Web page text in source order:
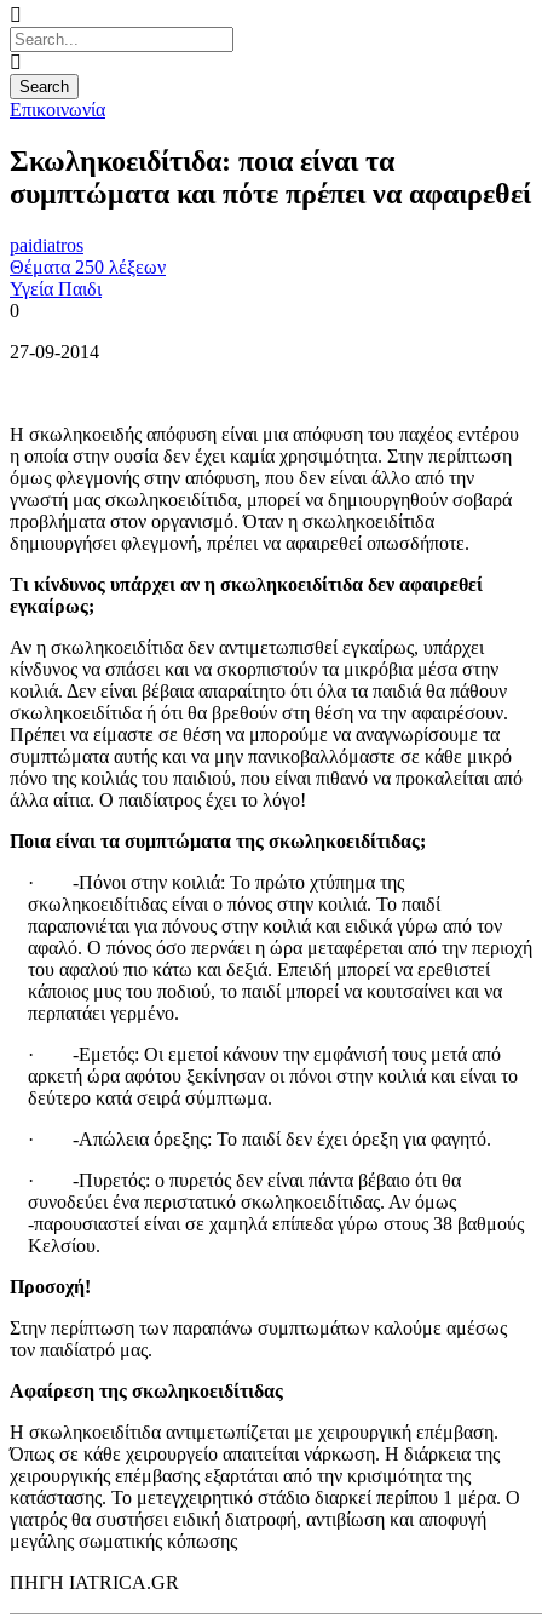
Επικοινωνία
Σκωληκοειδίτιδα: ποια είναι τα
συμπτώματα και πότε πρέπει να αφαιρεθεί
paidiatros
Θέματα 250 λέξεων
Υγεία Παιδι
0
27-09-2014
Η σκωληκοειδής απόφυση είναι μια απόφυση του παχέος εντέρου
η οποία στην ουσία δεν έχει καμία χρησιμότητα. Στην περίπτωση
όμως φλεγμονής στην απόφυση, που δεν είναι άλλο από την
γνωστή μας σκωληκοειδίτιδα, μπορεί να δημιουργηθούν σοβαρά
προβλήματα στον οργανισμό. Όταν η σκωληκοειδίτιδα
δημιουργήσει φλεγμονή, πρέπει να αφαιρεθεί οπωσδήποτε.
Τι κίνδυνος υπάρχει αν η σκωληκοειδίτιδα δεν αφαιρεθεί
εγκαίρως;
Αν η σκωληκοειδίτιδα δεν αντιμετωπισθεί εγκαίρως, υπάρχει
κίνδυνος να σπάσει και να σκορπιστούν τα μικρόβια μέσα στην
κοιλιά. Δεν είναι βέβαια απαραίτητο ότι όλα τα παιδιά θα πάθουν
σκωληκοειδίτιδα ή ότι θα βρεθούν στη θέση να την αφαιρέσουν.
Πρέπει να είμαστε σε θέση να μπορούμε να αναγνωρίσουμε τα
συμπτώματα αυτής και να μην πανικοβαλλόμαστε σε κάθε μικρό
πόνο της κοιλιάς του παιδιού, που είναι πιθανό να προκαλείται από
άλλα αίτια. Ο παιδίατρος έχει το λόγο!
Ποια είναι τα συμπτώματα της σκωληκοειδίτιδας;
· -Πόνοι στην κοιλιά: Το πρώτο χτύπημα της
σκωληκοειδίτιδας είναι ο πόνος στην κοιλιά. Το παιδί
παραπονιέται για πόνους στην κοιλιά και ειδικά γύρω από τον
αφαλό. Ο πόνος όσο περνάει η ώρα μεταφέρεται από την περιοχή
του αφαλού πιο κάτω και δεξιά. Επειδή μπορεί να ερεθιστεί
κάποιος μυς του ποδιού, το παιδί μπορεί να κουτσαίνει και να
περπατάει γερμένο.
· -Εμετός: Οι εμετοί κάνουν την εμφάνισή τους μετά από
αρκετή ώρα αφότου ξεκίνησαν οι πόνοι στην κοιλιά και είναι το
δεύτερο κατά σειρά σύμπτωμα.
· -Aπώλεια όρεξης: Το παιδί δεν έχει όρεξη για φαγητό.
· -Πυρετός: ο πυρετός δεν είναι πάντα βέβαιο ότι θα
συνοδεύει ένα περιστατικό σκωληκοειδίτιδας. Αν όμως
-παρουσιαστεί είναι σε χαμηλά επίπεδα γύρω στους 38 βαθμούς
Κελσίου.
Προσοχή!
Στην περίπτωση των παραπάνω συμπτωμάτων καλούμε αμέσως
τον παιδίατρό μας.
Αφαίρεση της σκωληκοειδίτιδας
Η σκωληκοειδίτιδα αντιμετωπίζεται με χειρουργική επέμβαση.
Όπως σε κάθε χειρουργείο απαιτείται νάρκωση. Η διάρκεια της
χειρουργικής επέμβασης εξαρτάται από την κρισιμότητα της
κατάστασης. Το μετεγχειρητικό στάδιο διαρκεί περίπου 1 μέρα. Ο
γιατρός θα συστήσει ειδική διατροφή, αντιβίωση και αποφυγή
μεγάλης σωματικής κόπωσης
ΠΗΓΗ IATRICA.GR